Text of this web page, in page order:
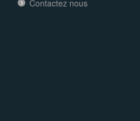
Contactez nous